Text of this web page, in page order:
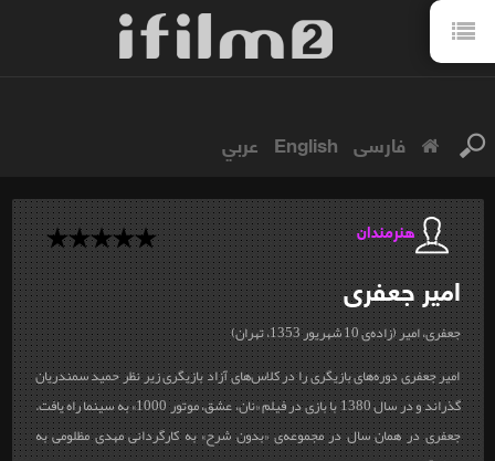
فارسی English عربي
هنرمندان
امیرجعفری
جعفری، امیر (زاده‌ی 10 شهریور 1353، تهران)
امیر جعفری دوره‌های بازیگری را در کلاس‌های آزاد بازیگری زیر نظر حمید سمندریان
گذراند و در سال 1380 با بازی در فیلم «نان، عشق، موتور 1000» به سینما راه یافت.
جعفری در همان سال در مجموعه‌ی «بدون شرح» به کارگردانی مهدی مظلومی به